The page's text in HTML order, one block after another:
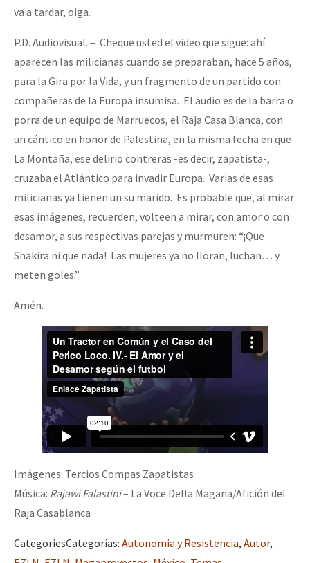
va a tardar, oiga.
P.D. Audiovisual. – Cheque usted el video que sigue: ahí
aparecen las milicianas cuando se preparaban, hace 5 años,
para la Gira por la Vida, y un fragmento de un partido con
compañeras de la Europa insumisa. El audio es de la barra o
porra de un equipo de Marruecos, el Raja Casa Blanca, con
un cántico en honor de Palestina, en la misma fecha en que
La Montaña, ese delirio contreras -es decir, zapatista-,
cruzaba el Atlántico para invadir Europa. Varias de esas
milicianas ya tienen un su marido. Es probable que, al mirar
esas imágenes, recuerden, volteen a mirar, con amor o con
desamor, a sus respectivas parejas y murmuren: “¡Que
Shakira ni que nada! Las mujeres ya no lloran, luchan… y
meten goles.”
Amén.
Imágenes: Tercios Compas Zapatistas
Música: Rajawi Falastini– La Voce Della Magana/Afición del
Raja Casablanca
CategoriesCategorías: Autonomia y Resistencia, Autor,